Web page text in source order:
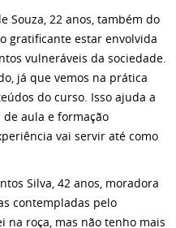
Souza, 22 anos, também do
gratificante estar envolvida
vulneráveis da sociedade.
já que vemos na prática
do curso. Isso ajuda a
aula e formação
vai servir até como
Silva, 42 anos, moradora
contempladas pelo
na roça, mas não tenho mais